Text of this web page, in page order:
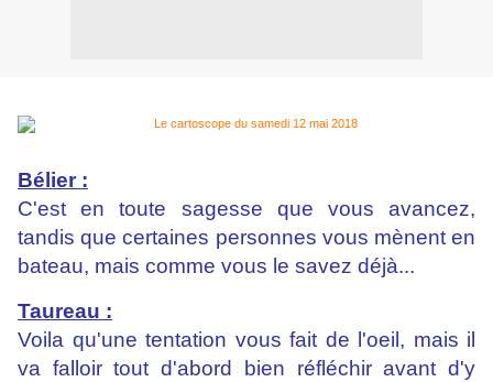
Bélier :
C'est en toute sagesse que vous avancez,
tandis que certaines personnes vous mènent en
bateau, mais comme vous le savez déjà...
Taureau :
Voila qu'une tentation vous fait de l'oeil, mais il
va falloir tout d'abord bien réfléchir avant d'y